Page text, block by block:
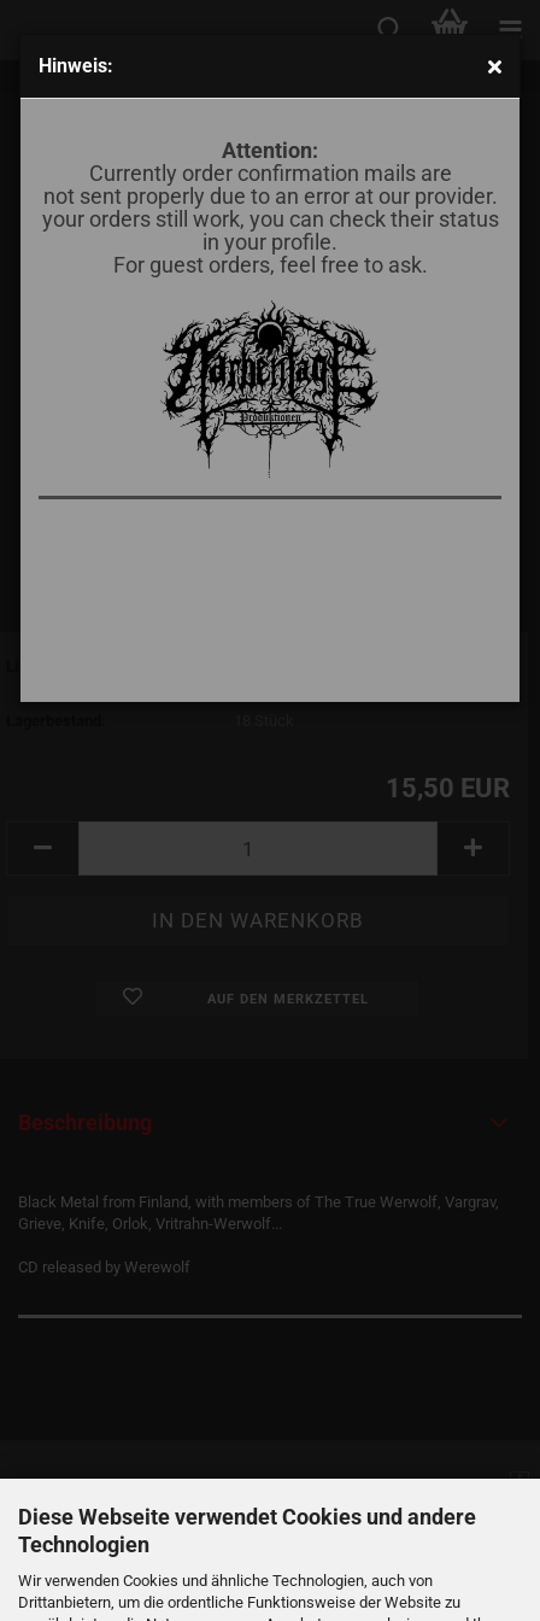
Diese Webseite verwendet Cookies und andere
Technologien
Wir verwenden Cookies und ähnliche Technologien, auch von
Drittanbietern, um die ordentliche Funktionsweise der Website zu
Hinweis:
Attention:
Currently order confirmation mails are
not sent properly due to an error at our provider.
your orders still work, you can check their status
in your profile.
For guest orders, feel free to ask.
Satanic Warmaster - Death Live 2014 Koiwa
15,50 EUR
AUF DEN MERKZETTEL
Beschreibung
Black Metal from Finland, with members of The True Werwolf, Vargrav,
Grieve, Knife, Orlok, Vritrahn-Werwolf...
CD released by Werewolf
Informationen
Produkte